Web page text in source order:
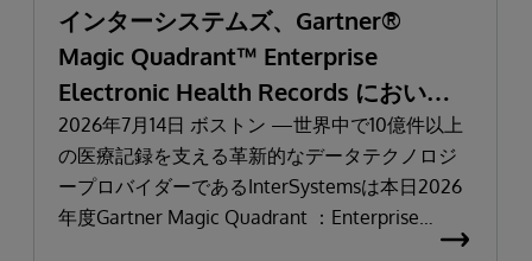
インターシステムズ、Gartner®
Magic Quadrant™ Enterprise
Electronic Health Records において
「リーダー」と評価される
2026年7月14日 ボストン —世界中で10億件以上
の医療記録を支える革新的なデータテクノロジ
ープロバイダーであるInterSystemsは本日2026
年度Gartner Magic Quadrant ：Enterprise
Electronic Health Records（医療機関向け電子カ